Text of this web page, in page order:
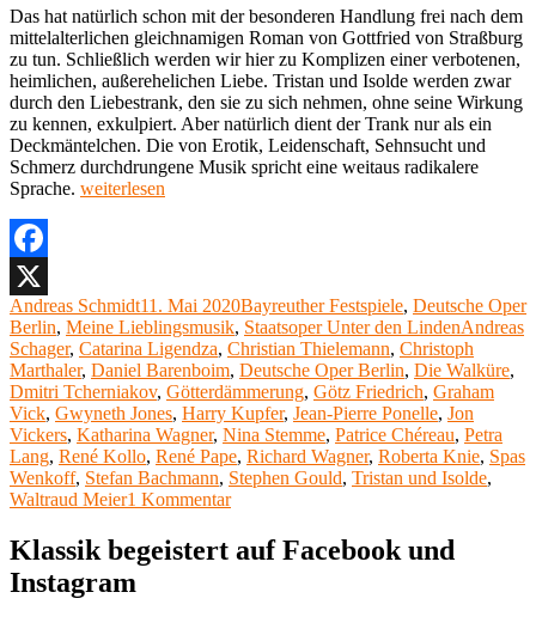
Das hat natürlich schon mit der besonderen Handlung frei nach dem
mittelalterlichen gleichnamigen Roman von Gottfried von Straßburg
zu tun. Schließlich werden wir hier zu Komplizen einer verbotenen,
heimlichen, außerehelichen Liebe. Tristan und Isolde werden zwar
durch den Liebestrank, den sie zu sich nehmen, ohne seine Wirkung
zu kennen, exkulpiert. Aber natürlich dient der Trank nur als ein
Deckmäntelchen. Die von Erotik, Leidenschaft, Sehnsucht und
Schmerz durchdrungene Musik spricht eine weitaus radikalere
Sprache. „Meine
„Tristan
und
Isolde““
weiterlesen
Facebook
X
Autor
Andreas SchmidtVeröffentlicht
am
11. Mai 2020Kategorien
Bayreuther Festspiele, Deutsche Oper
Berlin, Meine Lieblingsmusik, Staatsoper Unter den LindenAndreas
Schager, Catarina Ligendza, Christian Thielemann, Christoph
Marthaler, Daniel Barenboim, Deutsche Oper Berlin, Die Walküre,
Dmitri Tcherniakov, Götterdämmerung, Götz Friedrich, Graham
Vick, Gwyneth Jones, Harry Kupfer, Jean-Pierre Ponelle, Jon
Vickers, Katharina Wagner, Nina Stemme, Patrice Chéreau, Petra
Lang, René Kollo, René Pape, Richard Wagner, Roberta Knie, Spas
Wenkoff, Stefan Bachmann, Stephen Gould, Tristan und Isolde,
Waltraud Meier1 Kommentarzu
Lieblingsoper
27:
Klassik begeistert auf Facebook und
Instagram